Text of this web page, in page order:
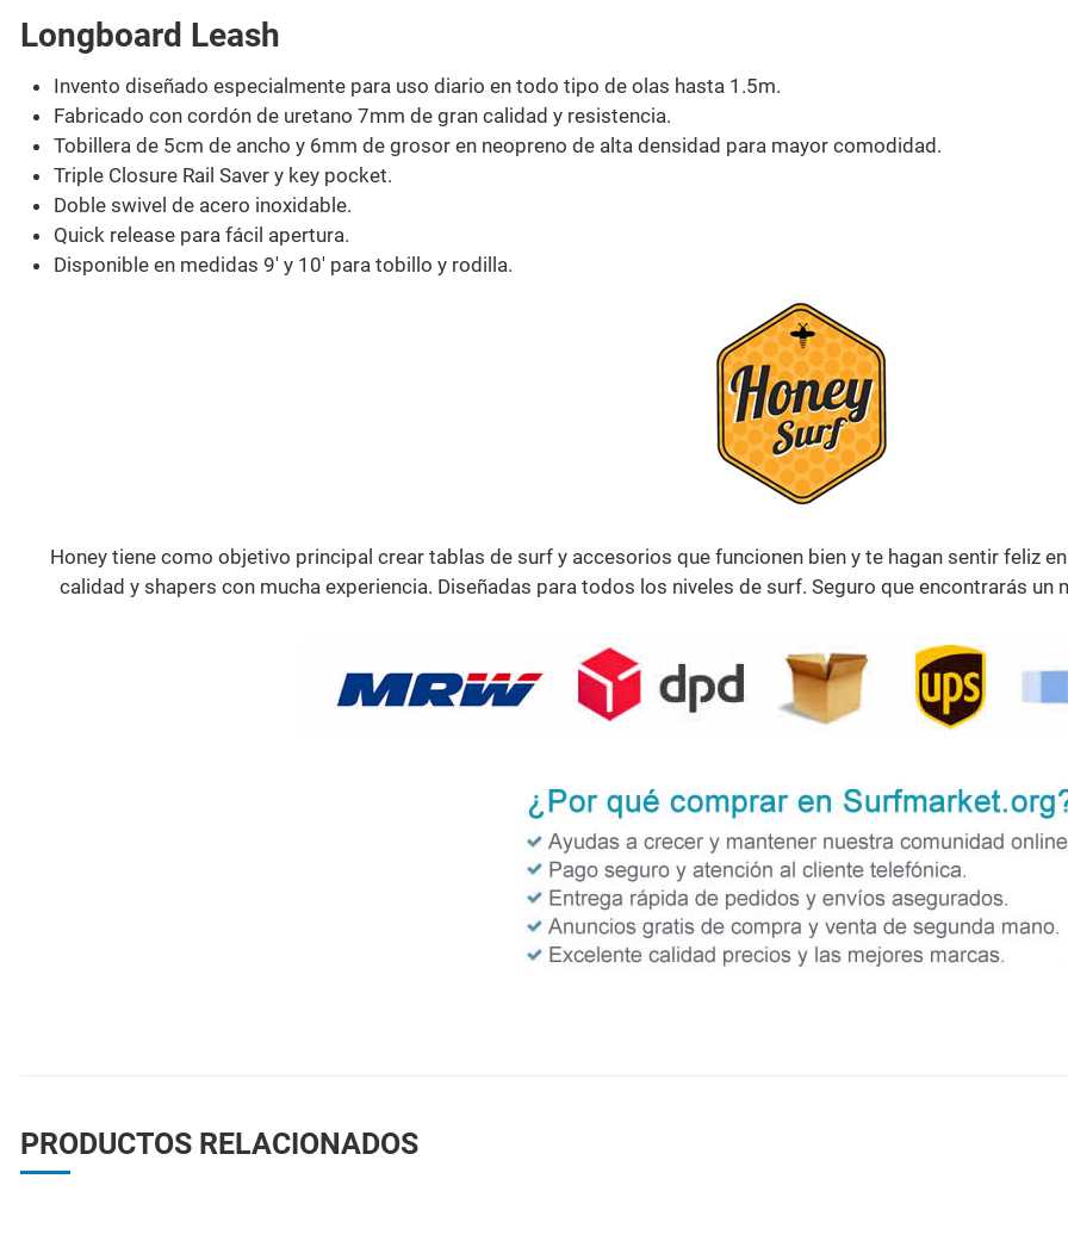
Longboard Leash
Invento diseñado especialmente para uso diario en todo tipo de olas hasta 1.5m.
Fabricado con cordón de uretano 7mm de gran calidad y resistencia.
Tobillera de 5cm de ancho y 6mm de grosor en neopreno de alta densidad para mayor comodidad.
Triple Closure Rail Saver y key pocket.
Doble swivel de acero inoxidable.
Quick release para fácil apertura.
Disponible en medidas 9' y 10' para tobillo y rodilla.
Honey tiene como objetivo principal crear tablas de surf y accesorios que funcionen bien y te hagan sentir feliz
calidad y shapers con mucha experiencia. Diseñadas para todos los niveles de surf. Seguro que encontrarás
PRODUCTOS RELACIONADOS